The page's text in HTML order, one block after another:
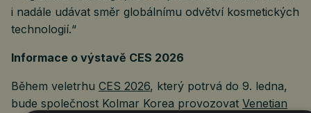
i nadále udávat směr globálnímu odvětví kosmetických
technologií.“
Informace o výstavě CES 2026
Během veletrhu CES 2026, který potrvá do 9. ledna,
bude společnost Kolmar Korea provozovat Venetian